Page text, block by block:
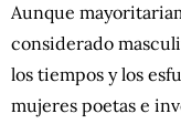
Aunque
considerado
los tiempos y los
mujeres poetas e